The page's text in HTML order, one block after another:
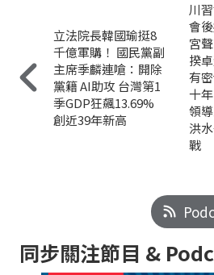
立法院長韓國瑜挺8
千億軍購！ 國民黨副
主席季麟連嗆：開除
黨籍 AI助攻 台灣第1
季GDP狂飆13.69%
創近39年新高
川
會
宮
揆
有
十
領
洪
戰
同步關注節目 &